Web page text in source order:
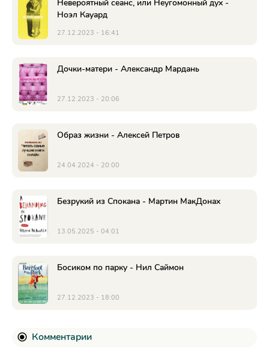
Невероятный сеанс, или Неугомонный дух -
Ноэл Кауард
27.12.2023 - 16:41
Дочки-матери - Александр Мардань
27.12.2023 - 20:06
Образ жизни - Алексей Петров
24.04.2024 - 20:00
Безрукий из Спокана - Мартин МакДонах
13.05.2025 - 04:01
Босиком по парку - Нил Саймон
27.12.2023 - 18:00
Комментарии